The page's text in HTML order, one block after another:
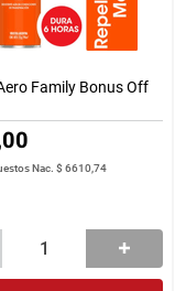
Family Bonus Off
00
Nac.$ 6610,74